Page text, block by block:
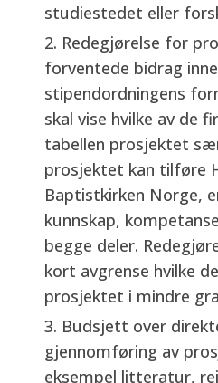
studiestedet eller
Redegjørelse for
forventede bidrag
stipendordningens
skal vise hvilke av de
tabellen prosjektet
prosjektet kan tilføre
Baptistkirken Norge,
kunnskap,
begge deler.
kort avgrense hvilke
prosjektet i mindre
Budsjett over
gjennomføring av
eksempel litteratur,